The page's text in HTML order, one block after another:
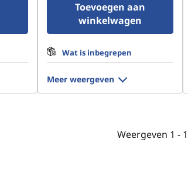
Toevoegen aan
winkelwagen
Wat is inbegrepen
Meer weergeven
Weergeven 1 -